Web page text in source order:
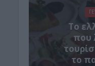
Το
που
το